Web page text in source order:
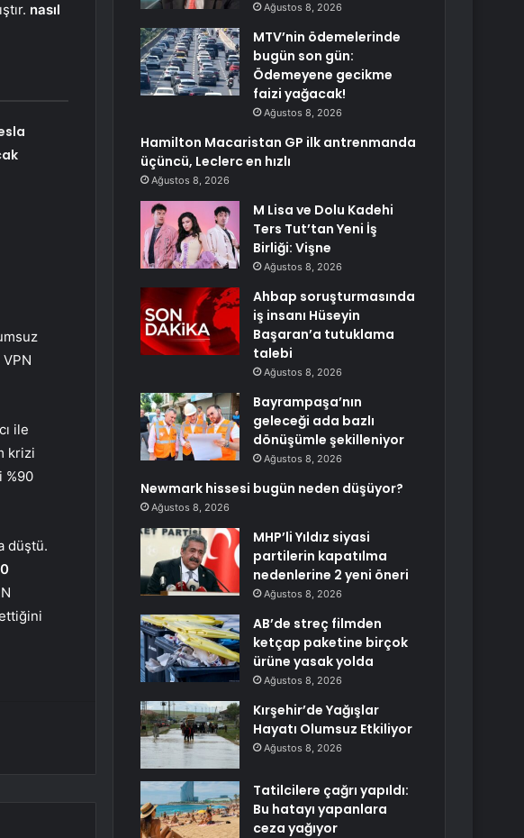
nasıl
ile
krizi
%90
düştü.
Ağustos 8, 2026
MTV’nin ödemelerinde
bugün son gün:
Ödemeyene gecikme
faizi yağacak!
Ağustos 8, 2026
Hamilton Macaristan GP ilk antrenmanda
üçüncü, Leclerc en hızlı
Ağustos 8, 2026
M Lisa ve Dolu Kadehi
Ters Tut’tan Yeni İş
Birliği: Vişne
Ağustos 8, 2026
Ahbap soruşturmasında
iş insanı Hüseyin
Başaran’a tutuklama
talebi
Ağustos 8, 2026
Bayrampaşa’nın
geleceği ada bazlı
dönüşümle şekilleniyor
Ağustos 8, 2026
Newmark hissesi bugün neden düşüyor?
Ağustos 8, 2026
MHP’li Yıldız siyasi
partilerin kapatılma
nedenlerine 2 yeni öneri
Ağustos 8, 2026
AB’de streç filmden
ketçap paketine birçok
ürüne yasak yolda
Ağustos 8, 2026
Kırşehir’de Yağışlar
Hayatı Olumsuz Etkiliyor
Ağustos 8, 2026
Tatilcilere çağrı yapıldı:
Bu hatayı yapanlara
ceza yağıyor